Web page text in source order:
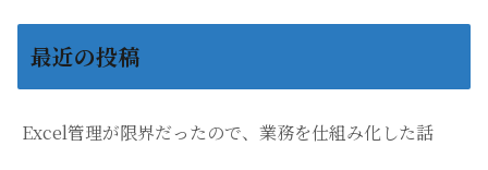
最近の投稿
Excel管理が限界だったので、業務を仕組み化した話